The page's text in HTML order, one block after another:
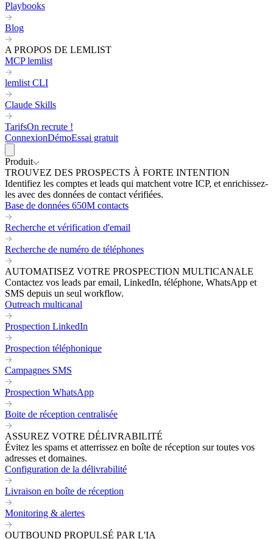
Playbooks
Blog
A PROPOS DE LEMLIST
MCP lemlist
lemlist CLI
Claude Skills
TarifsOn recrute !
ConnexionDémoEssai gratuit
Produit
TROUVEZ DES PROSPECTS À FORTE INTENTION
Identifiez les comptes et leads qui matchent votre ICP, et enrichissez-
les avec des données de contact vérifiées.
Base de données 650M contacts
Recherche et vérification d'email
Recherche de numéro de téléphones
AUTOMATISEZ VOTRE PROSPECTION MULTICANALE
Contactez vos leads par email, LinkedIn, téléphone, WhatsApp et
SMS depuis un seul workflow.
Outreach multicanal
Prospection LinkedIn
Prospection téléphonique
Campagnes SMS
Prospection WhatsApp
Boite de réception centralisée
ASSUREZ VOTRE DÉLIVRABILITÉ
Évitez les spams et atterrissez en boîte de réception sur toutes vos
adresses et domaines.
Configuration de la délivrabilité
Livraison en boîte de réception
Monitoring & alertes
OUTBOUND PROPULSÉ PAR L'IA